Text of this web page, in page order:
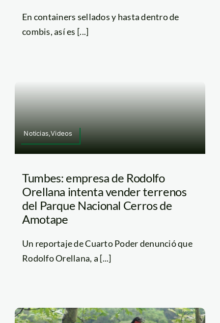
En containers sellados y hasta dentro de
combis, así es [...]
Noticias,Videos
Tumbes: empresa de Rodolfo
Orellana intenta vender terrenos
del Parque Nacional Cerros de
Amotape
Un reportaje de Cuarto Poder denunció que
Rodolfo Orellana, a [...]